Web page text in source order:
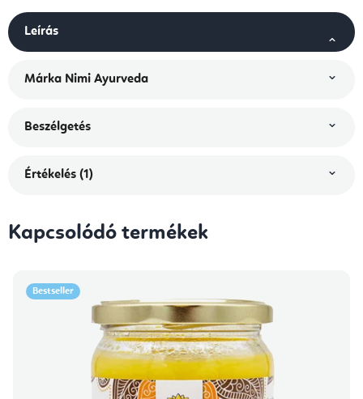
Leírás
Márka Nimi Ayurveda
Beszélgetés
Értékelés (1)
Kapcsolódó termékek
Bestseller